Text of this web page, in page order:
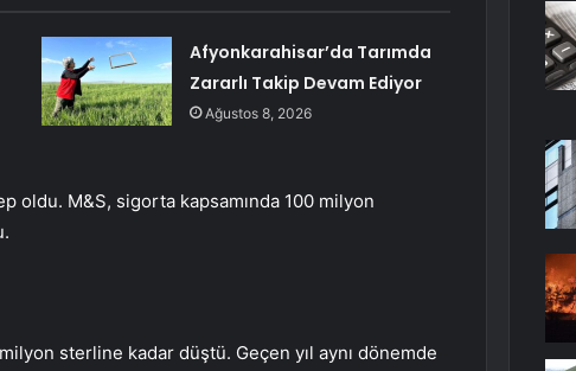
Afyonkarahisar’da Tarımda
Zararlı Takip Devam Ediyor
Ağustos 8, 2026
oldu. M&S, sigorta kapsamında 100 milyon
sterline kadar düştü. Geçen yıl aynı dönemde